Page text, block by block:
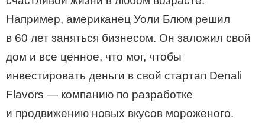
Например, американец Уоли Блюм решил
в 60 лет заняться бизнесом. Он заложил свой
дом и все ценное, что мог, чтобы
инвестировать деньги в свой стартап Denali
Flavors — компанию по разработке
и продвижению новых вкусов мороженого.